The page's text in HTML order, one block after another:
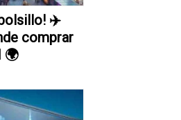
✈️
comprar
🌍